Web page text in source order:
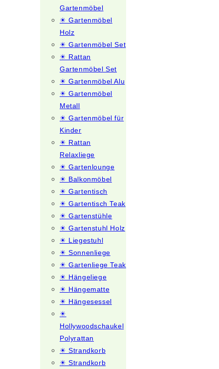
Gartenmöbel
☀ Gartenmöbel
Holz
☀ Gartenmöbel Set
☀ Rattan
Gartenmöbel Set
☀ Gartenmöbel Alu
☀ Gartenmöbel
Metall
☀ Gartenmöbel für
Kinder
☀ Rattan
Relaxliege
☀ Gartenlounge
☀ Balkonmöbel
☀ Gartentisch
☀ Gartentisch Teak
☀ Gartenstühle
☀ Gartenstuhl Holz
☀ Liegestuhl
☀ Sonnenliege
☀ Gartenliege Teak
☀ Hängeliege
☀ Hängematte
☀ Hängesessel
☀
Hollywoodschaukel
Polyrattan
☀ Strandkorb
☀ Strandkorb